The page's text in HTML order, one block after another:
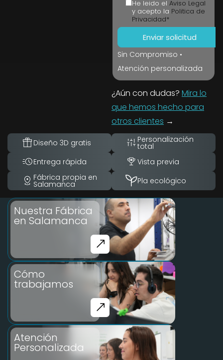
He leido el Aviso Legal
y acepto la Politica de
Privacidad*
Sin Compromiso •
Atención personalizada
¿Aún con dudas? Mira lo
que hemos hecho para
otros clientes →
Diseño 3D gratis Personalización
total
Entrega rápida
Vista previa
Fábrica propia en
Salamanca Pla ecológico
Nuestra Fábrica
en Salamanca
Cómo
trabajamos
Atención
Personalizada